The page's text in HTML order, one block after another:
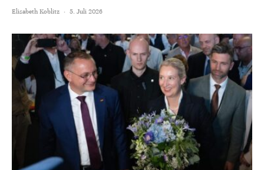
Elisabeth Koblitz · 5. Juli 2026